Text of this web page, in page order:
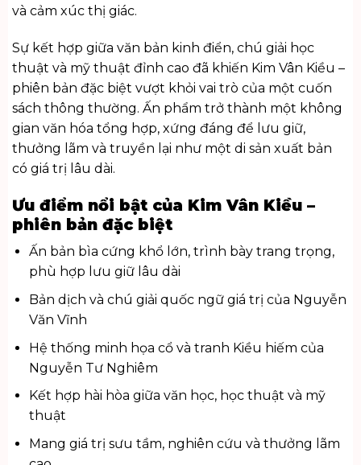
và cảm xúc thị giác.
Sự kết hợp giữa văn bản kinh điển, chú giải học
thuật và mỹ thuật đỉnh cao đã khiến Kim Vân Kiều –
phiên bản đặc biệt vượt khỏi vai trò của một cuốn
sách thông thường. Ấn phẩm trở thành một không
gian văn hóa tổng hợp, xứng đáng để lưu giữ,
thưởng lãm và truyền lại như một di sản xuất bản
có giá trị lâu dài.
Ưu điểm nổi bật của Kim Vân Kiều –
phiên bản đặc biệt
Ấn bản bìa cứng khổ lớn, trình bày trang trọng,
phù hợp lưu giữ lâu dài
Bản dịch và chú giải quốc ngữ giá trị của Nguyễn
Văn Vĩnh
Hệ thống minh họa cổ và tranh Kiều hiếm của
Nguyễn Tư Nghiêm
Kết hợp hài hòa giữa văn học, học thuật và mỹ
thuật
Mang giá trị sưu tầm, nghiên cứu và thưởng lãm